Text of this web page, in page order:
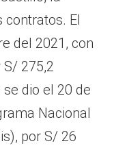
El
del 2021, con
275,2
dio el 20 de
Nacional
por S/ 26